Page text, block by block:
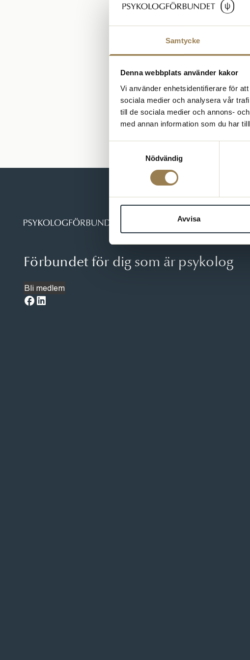
Samtycke
Denna webbplats använder kakor
Vi använder enhetsidentifierare för
sociala medier och analysera vår
till de sociala medier och annons-
med annan information som du har
Nödvändig
Avvisa
och
på
Förbundet för dig som är psykolog
Bli medlem